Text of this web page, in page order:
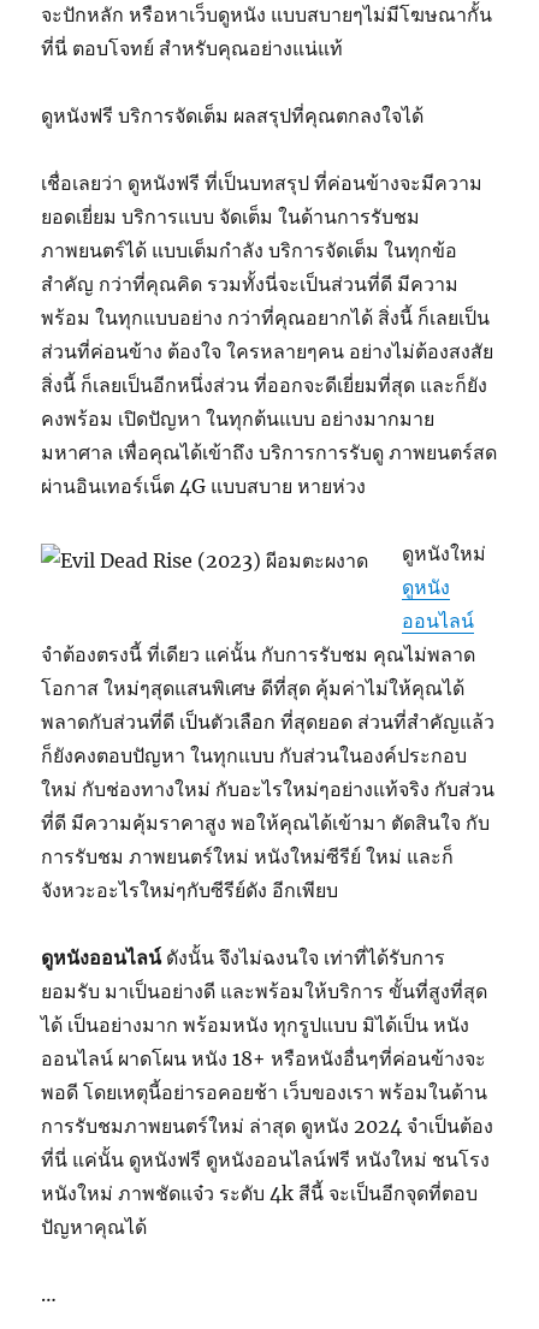
จะปักหลัก หรือหาเว็บดูหนัง แบบสบายๆไม่มีโฆษณากั้น
ที่นี่ ตอบโจทย์ สำหรับคุณอย่างแน่แท้
ดูหนังฟรี บริการจัดเต็ม ผลสรุปที่คุณตกลงใจได้
เชื่อเลยว่า ดูหนังฟรี ที่เป็นบทสรุป ที่ค่อนข้างจะมีความ
ยอดเยี่ยม บริการแบบ จัดเต็ม ในด้านการรับชม
ภาพยนตร์ได้ แบบเต็มกำลัง บริการจัดเต็ม ในทุกข้อ
สำคัญ กว่าที่คุณคิด รวมทั้งนี่จะเป็นส่วนที่ดี มีความ
พร้อม ในทุกแบบอย่าง กว่าที่คุณอยากได้ สิ่งนี้ ก็เลยเป็น
ส่วนที่ค่อนข้าง ต้องใจ ใครหลายๆคน อย่างไม่ต้องสงสัย
สิ่งนี้ ก็เลยเป็นอีกหนึ่งส่วน ที่ออกจะดีเยี่ยมที่สุด และก็ยัง
คงพร้อม เปิดปัญหา ในทุกต้นแบบ อย่างมากมาย
มหาศาล เพื่อคุณได้เข้าถึง บริการการรับดู ภาพยนตร์สด
ผ่านอินเทอร์เน็ต 4G แบบสบาย หายห่วง
ดูหนังใหม่
ดูหนัง
ออนไลน์
จำต้องตรงนี้ ที่เดียว แค่นั้น กับการรับชม คุณไม่พลาด
โอกาส ใหม่ๆสุดแสนพิเศษ ดีที่สุด คุ้มค่าไม่ให้คุณได้
พลาดกับส่วนที่ดี เป็นตัวเลือก ที่สุดยอด ส่วนที่สำคัญแล้ว
ก็ยังคงตอบปัญหา ในทุกแบบ กับส่วนในองค์ประกอบ
ใหม่ กับช่องทางใหม่ กับอะไรใหม่ๆอย่างแท้จริง กับส่วน
ที่ดี มีความคุ้มราคาสูง พอให้คุณได้เข้ามา ตัดสินใจ กับ
การรับชม ภาพยนตร์ใหม่ หนังใหม่ซีรีย์ ใหม่ และก็
จังหวะอะไรใหม่ๆกับซีรีย์ดัง อีกเพียบ
ดูหนังออนไลน์ดังนั้น จึงไม่ฉงนใจ เท่าที่ได้รับการ
ยอมรับ มาเป็นอย่างดี และพร้อมให้บริการ ขั้นที่สูงที่สุด
ได้ เป็นอย่างมาก พร้อมหนัง ทุกรูปแบบ มิได้เป็น หนัง
ออนไลน์ ผาดโผน หนัง 18+ หรือหนังอื่นๆที่ค่อนข้างจะ
พอดี โดยเหตุนี้อย่ารอคอยช้า เว็บของเรา พร้อมในด้าน
การรับชมภาพยนตร์ใหม่ ล่าสุด ดูหนัง 2024 จำเป็นต้อง
ที่นี่ แค่นั้น ดูหนังฟรี ดูหนังออนไลน์ฟรี หนังใหม่ ชนโรง
หนังใหม่ ภาพชัดแจ๋ว ระดับ 4k สีนี้ จะเป็นอีกจุดที่ตอบ
ปัญหาคุณได้
…